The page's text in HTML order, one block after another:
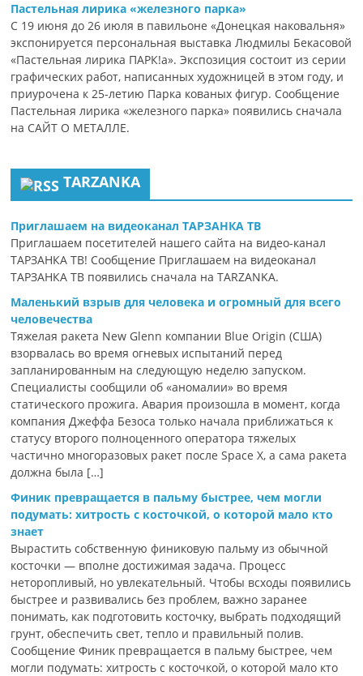
Пастельная лирика «железного парка»
С 19 июня до 26 июля в павильоне «Донецкая наковальня»
экспонируется персональная выставка Людмилы Бекасовой
«Пастельная лирика ПАРК!а». Экспозиция состоит из серии
графических работ, написанных художницей в этом году, и
приурочена к 25-летию Парка кованых фигур. Сообщение
Пастельная лирика «железного парка» появились сначала
на САЙТ О МЕТАЛЛЕ.
TARZANKA
Приглашаем на видеоканал ТАРЗАНКА ТВ
Приглашаем посетителей нашего сайта на видео-канал
ТАРЗАНКА ТВ! Сообщение Приглашаем на видеоканал
ТАРЗАНКА ТВ появились сначала на TARZANKA.
Маленький взрыв для человека и огромный для всего
человечества
Тяжелая ракета New Glenn компании Blue Origin (США)
взорвалась во время огневых испытаний перед
запланированным на следующую неделю запуском.
Специалисты сообщили об «аномалии» во время
статического прожига. Авария произошла в момент, когда
компания Джеффа Безоса только начала приближаться к
статусу второго полноценного оператора тяжелых
частично многоразовых ракет после Space X, а сама ракета
должна была […]
Финик превращается в пальму быстрее, чем могли
подумать: хитрость с косточкой, о которой мало кто
знает
Вырастить собственную финиковую пальму из обычной
косточки — вполне достижимая задача. Процесс
неторопливый, но увлекательный. Чтобы всходы появились
быстрее и развивались без проблем, важно заранее
понимать, как подготовить косточку, выбрать подходящий
грунт, обеспечить свет, тепло и правильный полив.
Сообщение Финик превращается в пальму быстрее, чем
могли подумать: хитрость с косточкой, о которой мало кто